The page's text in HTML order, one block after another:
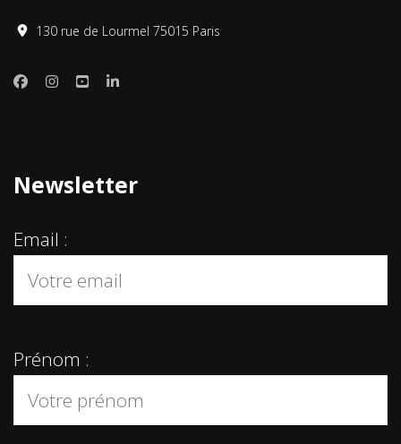
130 rue de Lourmel 75015 Paris
Newsletter
Email :
Prénom :